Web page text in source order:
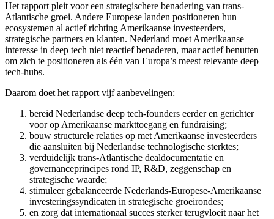
Het rapport pleit voor een strategischere benadering van trans-
Atlantische groei. Andere Europese landen positioneren hun
ecosystemen al actief richting Amerikaanse investeerders,
strategische partners en klanten. Nederland moet Amerikaanse
interesse in deep tech niet reactief benaderen, maar actief benutten
om zich te positioneren als één van Europa’s meest relevante deep
tech-hubs.
Daarom doet het rapport vijf aanbevelingen:
bereid Nederlandse deep tech-founders eerder en gerichter
voor op Amerikaanse markttoegang en fundraising;
bouw structurele relaties op met Amerikaanse investeerders
die aansluiten bij Nederlandse technologische sterktes;
verduidelijk trans-Atlantische dealdocumentatie en
governanceprincipes rond IP, R&D, zeggenschap en
strategische waarde;
stimuleer gebalanceerde Nederlands-Europese-Amerikaanse
investeringssyndicaten in strategische groeirondes;
en zorg dat internationaal succes sterker terugvloeit naar het